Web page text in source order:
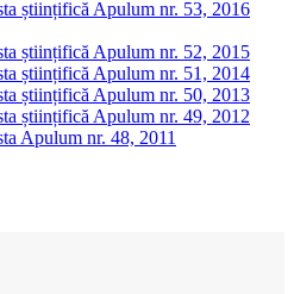
științifică Apulum nr. 53, 2016
științifică Apulum nr. 52, 2015
științifică Apulum nr. 51, 2014
științifică Apulum nr. 50, 2013
științifică Apulum nr. 49, 2012
Apulum nr. 48, 2011